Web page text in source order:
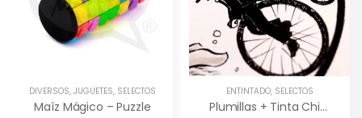
DIVERSOS, JUGUETES, SELECTOS
Maíz Mágico – Puzzle
ENTINTADO, SELECTOS
Plumillas + Tinta China (combo)